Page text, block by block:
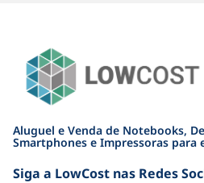
Aluguel e Venda de Notebooks,
Smartphones e Impressoras para
Siga a LowCost nas Redes